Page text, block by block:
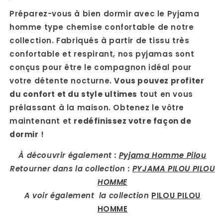
Préparez-vous à bien dormir avec le Pyjama
homme type chemise confortable de notre
collection. Fabriqués à partir de tissu très
confortable et respirant, nos pyjamas sont
conçus pour être le compagnon idéal pour
votre détente nocturne.Vous pouvez profiter
du confort et du style ultimes tout en vous
prélassant à la maison. Obtenez le vôtre
maintenant et redéfinissez votre façon de
dormir !
À découvrir également : Pyjama Homme Pilou
Retourner dans la collection : PYJAMA PILOU PILOU
HOMME
A voir également la collection PILOU PILOU
HOMME